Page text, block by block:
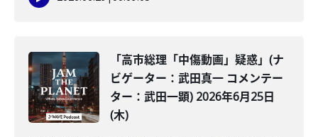
「高市総理「中傷動画」疑惑」(ナ
ビゲーター：武田真一 コメンテー
ター：武田一顕) 2026年6月25日
(木)